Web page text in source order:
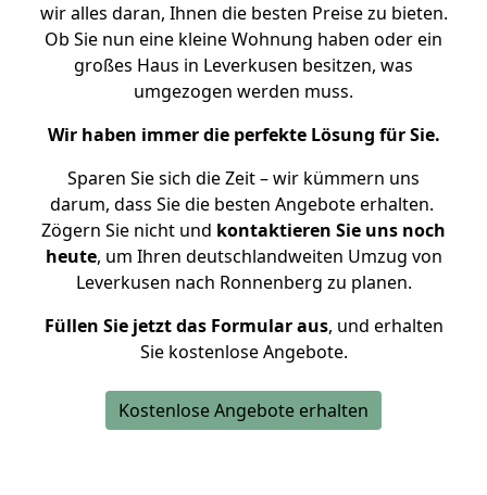
wir alles daran, Ihnen die besten Preise zu bieten.
Ob Sie nun eine kleine Wohnung haben oder ein
großes Haus in Leverkusen besitzen, was
umgezogen werden muss.
Wir haben immer die perfekte Lösung für Sie.
Sparen Sie sich die Zeit – wir kümmern uns
darum, dass Sie die besten Angebote erhalten.
Zögern Sie nicht und kontaktieren Sie uns noch
heute, um Ihren deutschlandweiten Umzug von
Leverkusen nach Ronnenberg zu planen.
Füllen Sie jetzt das Formular aus, und erhalten
Sie kostenlose Angebote.
Kostenlose Angebote erhalten